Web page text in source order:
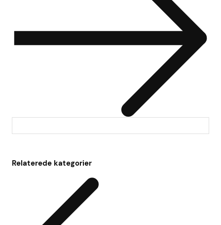
Relaterede kategorier